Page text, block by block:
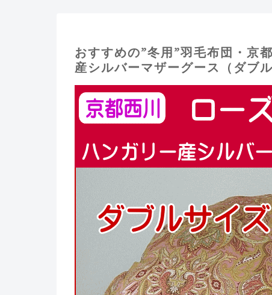
おすすめの”冬用”羽毛布団・京
産シルバーマザーグース（ダブ